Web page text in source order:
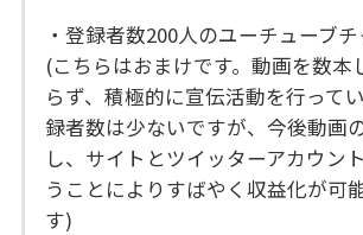
・登録者数200人のユーチューブ
(こちらはおまけです。動画を数本
らず、積極的に宣伝活動を行って
録者数は少ないですが、今後動画
し、サイトとツイッターアカウン
うことによりすばやく収益化が可
す)